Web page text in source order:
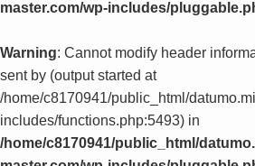
master.com/wp-includes/
Warning: Cannot modify header
sent by (output started at
/home/c8170941/public_html/
includes/functions.php:5493) in
/home/c8170941/public_html/